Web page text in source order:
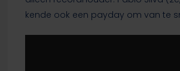
kende ook een payday om van te